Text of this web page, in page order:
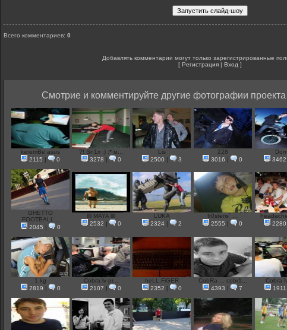
Всего комментариев: 0
Добавлять комментарии могут только зарегистрированные
[ Регистрация Вход ]
Смотрие и комментируйте другие фотографии
keremBe asus
2115
0
?! Sn1x ;) :* м...
3278
0
Lis
2500
3
228
3016
0
3462
GHETTO
FOOTBALL...
2045
0
llll MAYA llll
2532
0
LUKA
2324| 2
fr0steris` ...
2555
0
2280
1.kg
2819
0
Cobra`lv pr...
2107
0
heLL.FiGER
2352
0
CobRa ... cobr1...
4393
7
1911